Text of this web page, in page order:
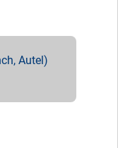
Autel)